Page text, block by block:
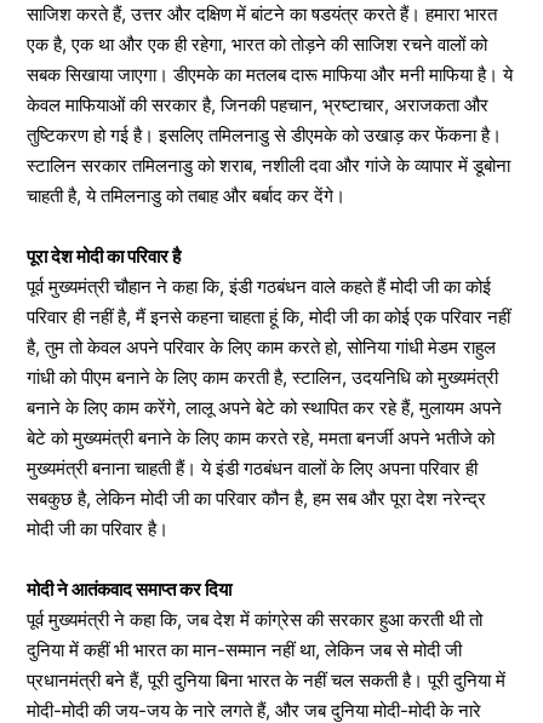
साजिश करते हैं, उत्तर और दक्षिण में बांटने का षडयंत्र करते हैं। हमारा भारत
एक है, एक था और एक ही रहेगा, भारत को तोड़ने की साजिश रचने वालों को
सबक सिखाया जाएगा। डीएमके का मतलब दारू माफिया और मनी माफिया है। ये
केवल माफियाओं की सरकार है, जिनकी पहचान, भ्रष्टाचार, अराजकता और
तुष्टिकरण हो गई है। इसलिए तमिलनाडु से डीएमके को उखाड़ कर फेंकना है।
स्टालिन सरकार तमिलनाडु को शराब, नशीली दवा और गांजे के व्यापार में डूबोना
चाहती है, ये तमिलनाडु को तबाह और बर्बाद कर देंगे।
पूरा देश मोदी का परिवार है
पूर्व मुख्यमंत्री चौहान ने कहा कि, इंडी गठबंधन वाले कहते हैं मोदी जी का कोई
परिवार ही नहीं है, मैं इनसे कहना चाहता हूं कि, मोदी जी का कोई एक परिवार नहीं
है, तुम तो केवल अपने परिवार के लिए काम करते हो, सोनिया गांधी मेडम राहुल
गांधी को पीएम बनाने के लिए काम करती है, स्टालिन, उदयनिधि को मुख्यमंत्री
बनाने के लिए काम करेंगे, लालू अपने बेटे को स्थापित कर रहे हैं, मुलायम अपने
बेटे को मुख्यमंत्री बनाने के लिए काम करते रहे, ममता बनर्जी अपने भतीजे को
मुख्यमंत्री बनाना चाहती हैं। ये इंडी गठबंधन वालों के लिए अपना परिवार ही
सबकुछ है, लेकिन मोदी जी का परिवार कौन है, हम सब और पूरा देश नरेन्द्र
मोदी जी का परिवार है।
मोदी ने आतंकवाद समाप्त कर दिया
पूर्व मुख्यमंत्री ने कहा कि, जब देश में कांग्रेस की सरकार हुआ करती थी तो
दुनिया में कहीं भी भारत का मान-सम्मान नहीं था, लेकिन जब से मोदी जी
प्रधानमंत्री बने हैं, पूरी दुनिया बिना भारत के नहीं चल सकती है। पूरी दुनिया में
मोदी-मोदी की जय-जय के नारे लगते हैं, और जब दुनिया मोदी-मोदी के नारे